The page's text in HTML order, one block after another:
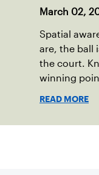
March 02,
Spatial
are, the ball
the court.
winning
READ MORE